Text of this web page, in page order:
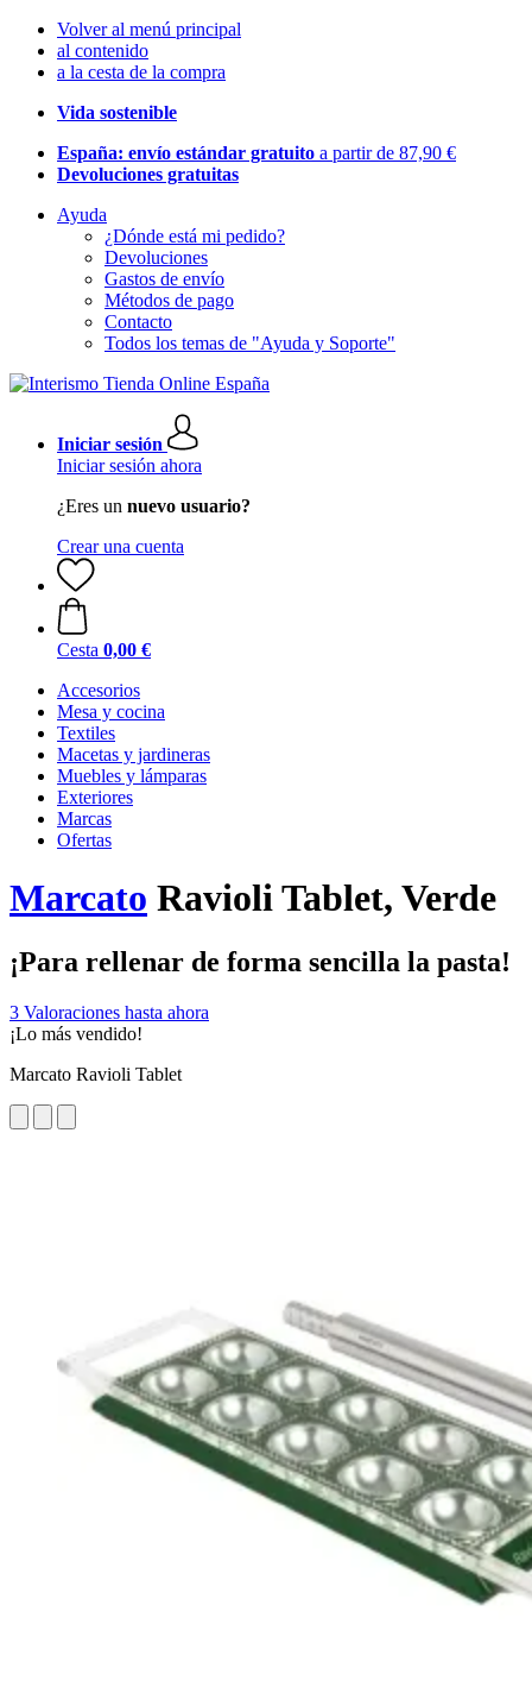
Volver al menú principal
al contenido
a la cesta de la compra
Vida sostenible
España: envío estándar gratuito a partir de 87,90 €
Devoluciones gratuitas
Ayuda
¿Dónde está mi pedido?
Devoluciones
Gastos de envío
Métodos de pago
Contacto
Todos los temas de "Ayuda y Soporte"
Iniciar sesión
Iniciar sesión ahora
¿Eres un nuevo usuario?
Crear una cuenta
Cesta 0,00 €
Accesorios
Mesa y cocina
Textiles
Macetas y jardineras
Muebles y lámparas
Exteriores
Marcas
Ofertas
Marcato Ravioli Tablet, Verde
¡Para rellenar de forma sencilla la pasta!
3 Valoraciones hasta ahora
¡Lo más vendido!
Marcato Ravioli Tablet